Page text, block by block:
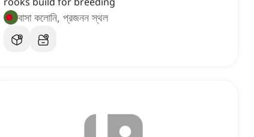
বাসা কলোনি, প্রজনন স্থল